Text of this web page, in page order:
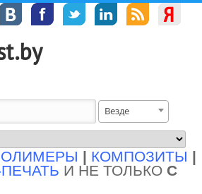
Везде
| КОМПОЗИТЫ |
ПЕЧАТЬ И НЕ ТОЛЬКО С